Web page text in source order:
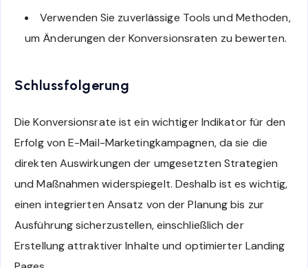
Verwenden Sie zuverlässige Tools und Methoden,
um Änderungen der Konversionsraten zu bewerten.
Schlussfolgerung
Die Konversionsrate ist ein wichtiger Indikator für den
Erfolg von E-Mail-Marketingkampagnen, da sie die
direkten Auswirkungen der umgesetzten Strategien
und Maßnahmen widerspiegelt. Deshalb ist es wichtig,
einen integrierten Ansatz von der Planung bis zur
Ausführung sicherzustellen, einschließlich der
Erstellung attraktiver Inhalte und optimierter Landing